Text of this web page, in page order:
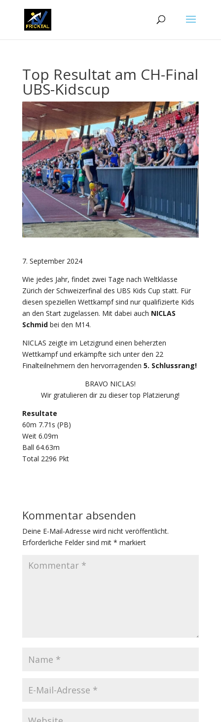
Top Resultat am CH-Final
UBS-Kidscup
7. September 2024
Wie jedes Jahr, findet zwei Tage nach Weltklasse
Zürich der Schweizerfinal des UBS Kids Cup statt. Für
diesen speziellen Wettkampf sind nur qualifizierte Kids
an den Start zugelassen. Mit dabei auch NICLAS
Schmidbei den M14.
NICLAS zeigte im Letzigrund einen beherzten
Wettkampf und erkämpfte sich unter den 22
Finalteilnehmern den hervorragenden 5. Schlussrang!
BRAVO NICLAS!
Wir gratulieren dir zu dieser top Platzierung!
Resultate
60m 7.71s (PB)
Weit 6.09m
Ball 64.63m
Total 2296 Pkt
Kommentar absenden
Deine E-Mail-Adresse wird nicht veröffentlicht.
Erforderliche Felder sind mit * markiert